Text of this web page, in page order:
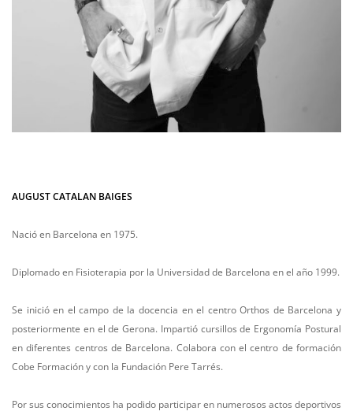
AUGUST CATALAN BAIGES
Nació en Barcelona en 1975.
Diplomado en Fisioterapia por la Universidad de Barcelona en el año 1999.
Se inició en el campo de la docencia en el centro Orthos de Barcelona y
posteriormente en el de Gerona. Impartió cursillos de Ergonomía Postural
en diferentes centros de Barcelona. Colabora con el centro de formación
Cobe Formación y con la Fundación Pere Tarrés.
Por sus conocimientos ha podido participar en numerosos actos deportivos